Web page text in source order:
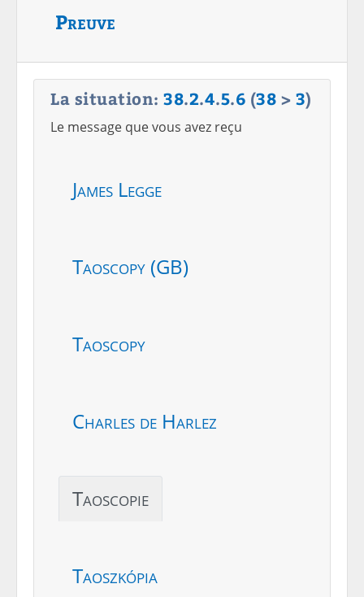
Preuve
La situation: 38.2.4.5.6 (38 > 3)
Le message que vous avez reçu
James Legge
Taoscopy (GB)
Taoscopy
Charles de Harlez
Taoscopie
Taoszkópia